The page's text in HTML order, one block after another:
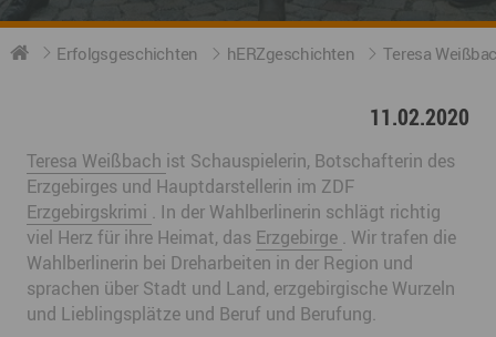
Erfolgsgeschichten hERZgeschichten Teresa
11.02.2020
Teresa Weißbach ist Schauspielerin, Botschafterin des
Erzgebirges und Hauptdarstellerin im ZDF
Erzgebirgskrimi . In der Wahlberlinerin schlägt richtig
viel Herz für ihre Heimat, das Erzgebirge . Wir trafen die
Wahlberlinerin bei Dreharbeiten in der Region und
sprachen über Stadt und Land, erzgebirgische Wurzeln
und Lieblingsplätze und Beruf und Berufung.